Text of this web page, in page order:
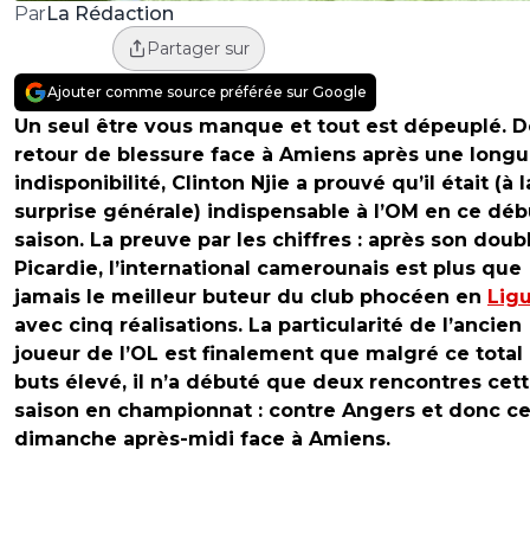
ParLa Rédaction
Partager sur
Ajouter comme source préférée sur Google
Un seul être vous manque et tout est dépeuplé.
retour de blessure face à Amiens après une
indisponibilité, Clinton Njie a prouvé qu’il était (à
surprise générale) indispensable à l’OM en ce
saison. La preuve par les chiffres : après son
Picardie, l’international camerounais est plus que
jamais le meilleur buteur du club phocéen en
avec cinq réalisations. La particularité de l’ancien
joueur de l’OL est finalement que malgré ce total
buts élevé, il n’a débuté que deux rencontres
saison en championnat : contre Angers et donc ce
dimanche après-midi face à Amiens.